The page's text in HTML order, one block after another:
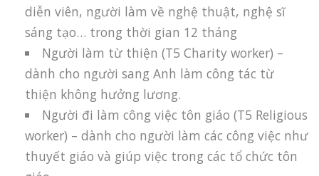
diễn viên, người làm về nghệ thuật, nghệ sĩ
sáng tạo… trong thời gian 12 tháng
Người làm từ thiện (T5 Charity worker) –
dành cho người sang Anh làm công tác từ
thiện không hưởng lương.
Người đi làm công việc tôn giáo (T5 Religious
worker) – dành cho người làm các công việc như
thuyết giáo và giúp việc trong các tổ chức tôn